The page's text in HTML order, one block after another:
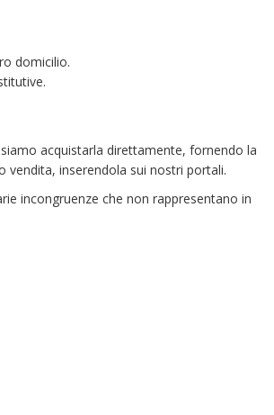
domicilio.
acquistarla direttamente, fornendo la
vendita, inserendola sui nostri portali.
incongruenze che non rappresentano in